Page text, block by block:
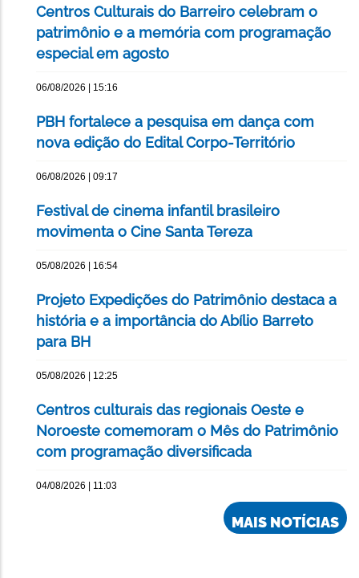
Centros Culturais do Barreiro celebram o
patrimônio e a memória com programação
especial em agosto
06/08/2026 | 15:16
PBH fortalece a pesquisa em dança com
nova edição do Edital Corpo-Território
06/08/2026 | 09:17
Festival de cinema infantil brasileiro
movimenta o Cine Santa Tereza
05/08/2026 | 16:54
Projeto Expedições do Patrimônio destaca a
história e a importância do Abílio Barreto
para BH
05/08/2026 | 12:25
Centros culturais das regionais Oeste e
Noroeste comemoram o Mês do Patrimônio
com programação diversificada
04/08/2026 | 11:03
MAIS NOTÍCIAS